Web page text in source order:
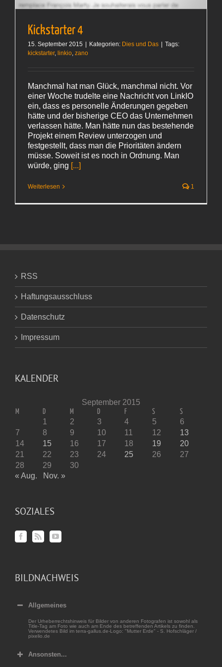
Kickstarter 4
15. September 2015 Kategorien: Dies und Das
Tags:
kickstarter, linkio, zano
Manchmal hat man Glück, manchmal nicht. Vor
einer Woche trudelte eine Nachricht von LinkIO
ein, dass es personelle Änderungen gegeben
hätte und der bisherige CEO das Unternehmen
verlassen hätte. Man hätte nun das bestehende
Projekt einem Review unterzogen und
festgestellt, dass man die Prioritäten ändern
müsse. Soweit ist es noch in Ordnung. Man
würde, ging [...]
Weiterlesen 1
RSS
Haftungsausschluss
Datenschutz
Impressum
KALENDER
September 2015
M D M D F S S
1 2 3 4 5
6
7
8 9 10 11 12
13
14
15 16 17 18 19
20
21
22 23 24 25 26
27
28
29
30
« Aug.
Nov. »
SOZIALES
BILDNACHWEIS
Allgemeines
Der Urheberrechtshinweis für Bilder von anderen Fotografen ist sowohl als
Title-Tag am Foto wie auch am Ende des betreffenden Artikels zu finden.
Verwendetes Bild im terra-gallus.de-Logo: "Mutter Erde" - S. Hofschläger /
pixelio.de
Ansonsten...